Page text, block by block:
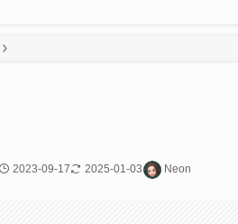
2023-09-17 2025-01-03 Neon